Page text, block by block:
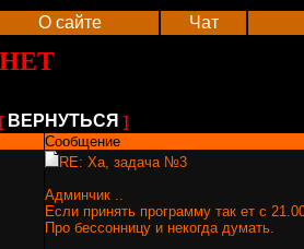
О сайте Чат
ВЕРНУТЬСЯ ]
Сообщение
RE: Ха, задача №3
Админчик ..
Если принять программу так ет с
Про бессонницу и некогда думать.